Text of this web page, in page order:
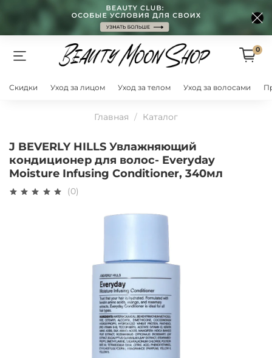
0
Скидки Уход за лицом Уход за телом Уход за волосами
Главная Каталог
J BEVERLY HILLS Увлажняющий
кондиционер для волос- Everyday
Moisture Infusing Conditioner, 340мл
(0)